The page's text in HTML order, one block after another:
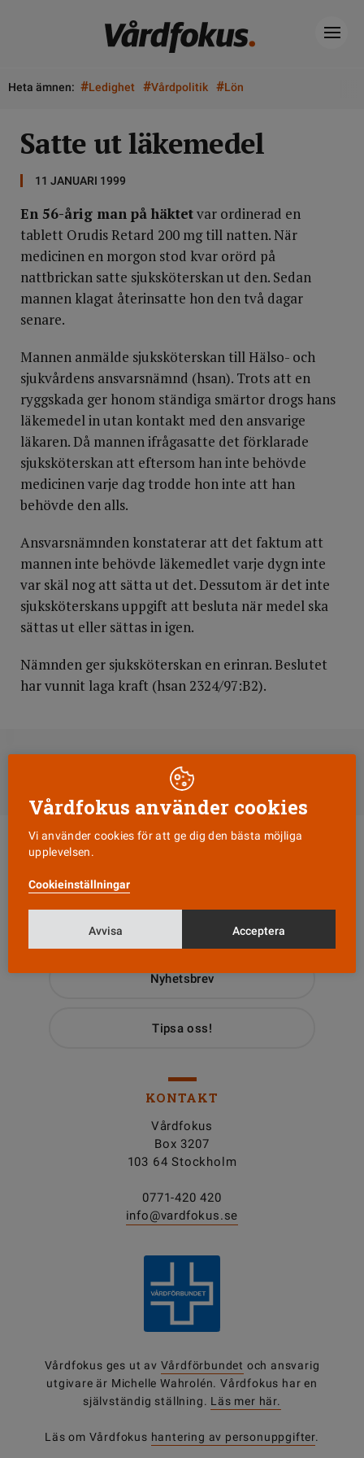
Heta ämnen: #Ledighet #Vårdpolitik #Lön
Satte ut läkemedel
11 JANUARI 1999
En 56-årig man på häktetvar ordinerad en
tablett Orudis Retard 200 mg till natten. När
medicinen en morgon stod kvar orörd på
nattbrickan satte sjuksköterskan ut den. Sedan
mannen klagat återinsatte hon den två dagar
senare.
Mannen anmälde sjuksköterskan till Hälso- och
sjukvårdens ansvarsnämnd (hsan). Trots att en
ryggskada ger honom ständiga smärtor drogs hans
läkemedel in utan kontakt med den ansvarige
läkaren. Då mannen ifrågasatte det förklarade
sjuksköterskan att eftersom han inte behövde
medicinen varje dag trodde hon inte att han
behövde den alls.
Ansvarsnämnden konstaterar att det faktum att
mannen inte behövde läkemedlet varje dygn inte
var skäl nog att sätta ut det. Dessutom är det inte
sjuksköterskans uppgift att besluta när medel ska
sättas ut eller sättas in igen.
Nämnden ger sjuksköterskan en erinran. Beslutet
har vunnit laga kraft (hsan 2324/97:B2).
Till Vårdfokus startsida
Läs senaste numret
Nyhetsbrev
Tipsa oss!
KONTAKT
Vårdfokus
Box 3207
103 64 Stockholm
0771-420 420
info@vardfokus.se
Vårdfokus ges ut av Vårdförbundet och ansvarig
utgivare är Michelle Wahrolén. Vårdfokus har en
självständig ställning. Läs mer här.
Läs om Vårdfokus hantering av personuppgifter.
Vårdfokus använder cookies
Vi använder cookies för att ge dig den bästa möjliga
upplevelsen.
Cookieinställningar
Avvisa Acceptera